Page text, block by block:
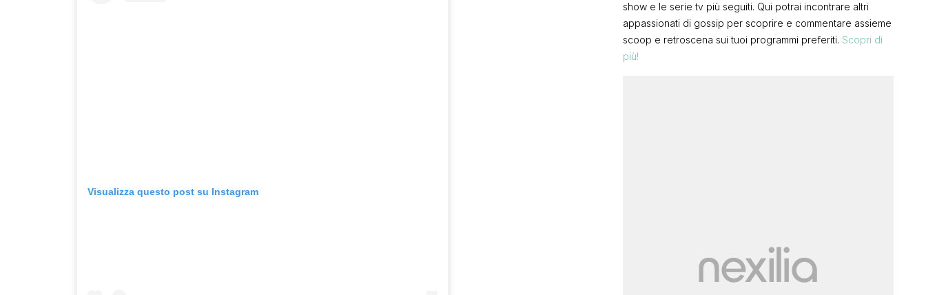
Visualizza questo post su Instagram
show e le serie tv più seguiti. Qui potrai incontrare altri
appassionati di gossip per scoprire e commentare assieme
scoop e retroscena sui tuoi programmi preferiti. Scopri di
più!